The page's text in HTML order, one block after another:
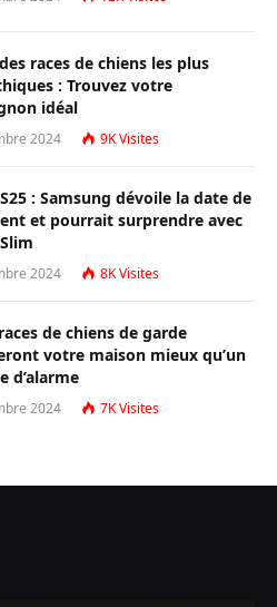
races de chiens les plus
: Trouvez votre
idéal
2024 9KVisites
: Samsung dévoile la date de
et pourrait surprendre avec
2024 8KVisites
de chiens de garde
votre maison mieux qu’un
d’alarme
2024 7KVisites